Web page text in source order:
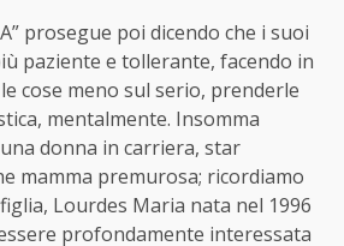
prosegue poi dicendo che i suoi
paziente e tollerante, facendo in
cose meno sul serio, prenderle
mentalmente. Insomma
donna in carriera, star
mamma premurosa; ricordiamo
Lourdes Maria nata nel 1996
profondamente interessata